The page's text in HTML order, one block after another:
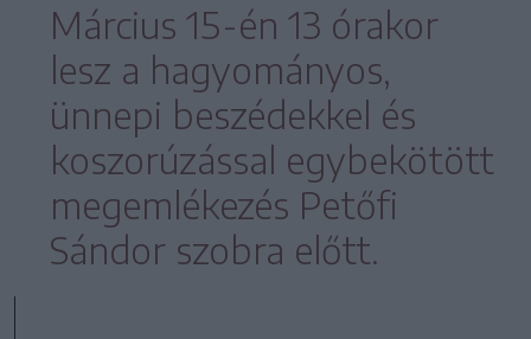
Március 15-én 13 órakor
lesz a hagyományos,
ünnepi beszédekkel és
koszorúzással egybekötött
megemlékezés Petőfi
Sándor szobra előtt.